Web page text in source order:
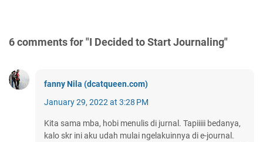
6 comments for "I Decided to Start Journaling"
fanny Nila (dcatqueen.com)
January 29, 2022 at 3:28 PM
Kita sama mba, hobi menulis di jurnal. Tapiiiii bedanya,
kalo skr ini aku udah mulai ngelakuinnya di e-journal.